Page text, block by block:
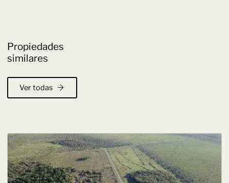
Propiedades
similares
Ver todas